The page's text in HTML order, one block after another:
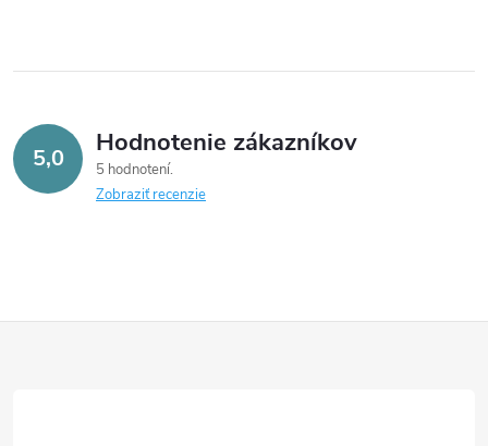
5,0 Hodnotenie zákazníkov
5 hodnotení
Zobraziť recenzie